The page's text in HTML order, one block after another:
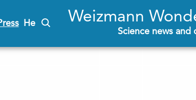
He Weizmann
Science news and